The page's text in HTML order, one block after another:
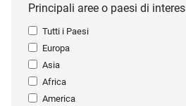
Principali aree o paesi di
Tutti i Paesi
Europa
Asia
Africa
America